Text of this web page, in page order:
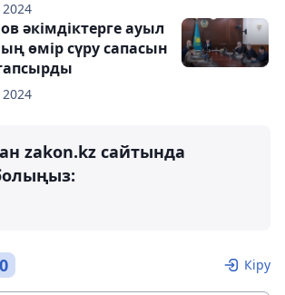
әкімдіктерге ауыл
өмір сүру сапасын
zakon.kz сайтында
0 Кіру